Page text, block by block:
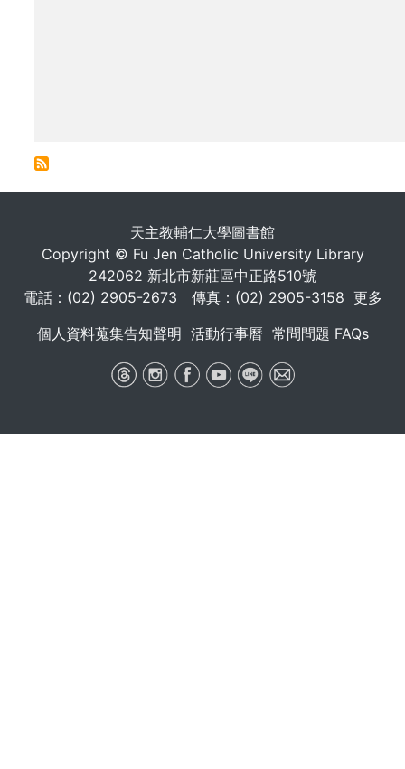
天主教輔仁大學圖書館
Copyright © Fu Jen Catholic University Library
242062 新北市新莊區中正路510號
電話：(02) 2905-2673 傳真：(02) 2905-3158 更多
個人資料蒐集告知聲明 活動行事曆 常問問題 FAQs